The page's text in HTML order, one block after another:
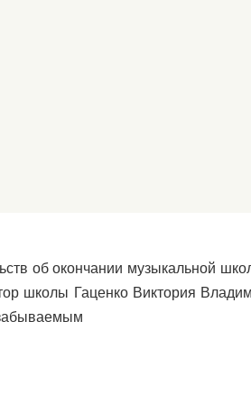
об окончании музыкальной
школы Гаценко Виктория